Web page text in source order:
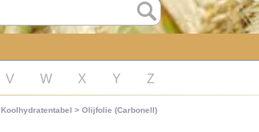
V W X Y Z
Koolhydratentabel > Olijfolie (Carbonell)